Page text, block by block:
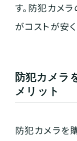
す。防犯カメ
がコストが安
防犯カメラ
メリット
防犯カメラを